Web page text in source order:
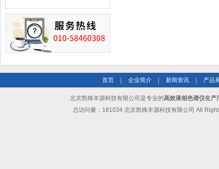
首页 企业简介 新闻资讯 产品
北京凯锋丰源科技有限公司是专业的高效液相色谱仪生产
总访问量：181034 北京凯锋丰源科技有限公司 All